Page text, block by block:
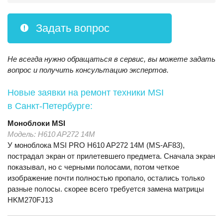
Задать вопрос
Не всегда нужно обращаться в сервис, вы можете задать
вопрос и получить консультацию экспертов.
Новые заявки на ремонт техники MSI
в Санкт-Петербурге:
Моноблоки MSI
Модель: H610 AP272 14M
У моноблока MSI PRO H610 AP272 14M (MS-AF83),
пострадал экран от прилетевшего предмета. Сначала экран
показывал, но с черными полосами, потом четкое
изображение почти полностью пропало, остались только
разные полосы. скорее всего требуется замена матрицы
HKM270FJ13